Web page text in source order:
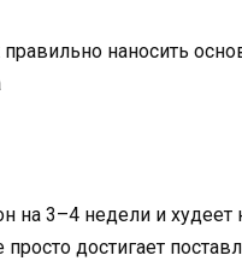
наносить
на 3–4 недели и худеет
достигает